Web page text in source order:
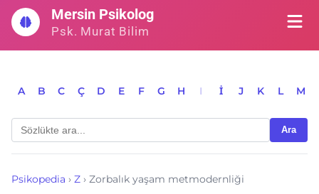
İçeriğe
geç
Mersin Psikolog
Psk. Murat Bilim
A B C Ç D E F G H I İ J K L M
Ara
Psikopedia › Z › Zorbalık yaşam metmodernliği